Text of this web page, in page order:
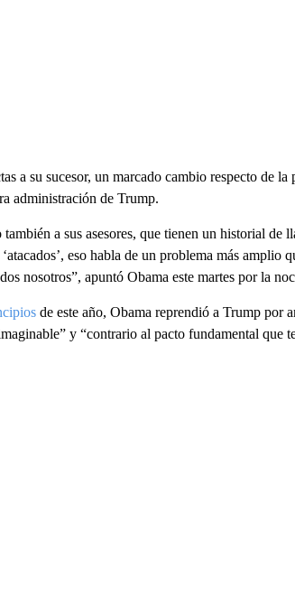
a su sucesor, un marcado cambio respecto de la
administración de Trump.
a sus asesores, que tienen un historial de
eso habla de un problema más amplio
nosotros”, apuntó Obama este martes por la
de este año, Obama reprendió a Trump por
y “contrario al pacto fundamental que